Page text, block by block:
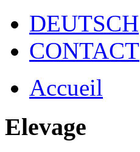
DEUTSCH
CONTACT
Accueil
Elevage